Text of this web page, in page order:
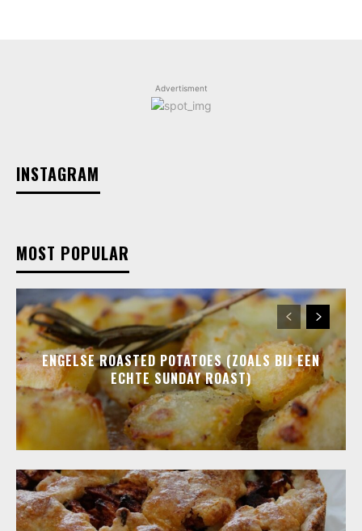
Advertisment
INSTAGRAM
MOST POPULAR
ENGELSE ROASTED POTATOES (ZOALS BIJ EEN
ECHTE SUNDAY ROAST)